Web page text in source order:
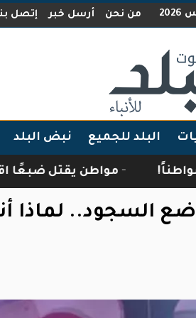
من نحن أرسل خبر إتصل
البلد للجميع نبض البلد
مواطن يقتل ضبعًا اقتحم منزله
السجود.. لماذا